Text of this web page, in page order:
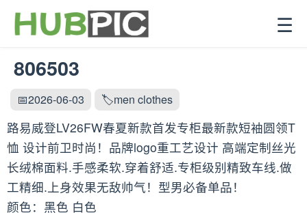
☰
806503
📅2026-06-03 🏷️men clothes
路易威登LV26FW春夏新款首发专柜最新款短袖圆领T
恤 设计前卫时尚！品牌logo重工艺设计 高端定制丝光
长绒棉面料.手感柔软.穿着舒适.专柜级别精致车线.做
工精细.上身效果无敌帅气！型男必备单品！
颜色：黑色 白色